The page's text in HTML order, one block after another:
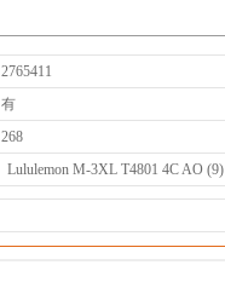
2765411
有
268
Lululemon M-3XL T4801 4C AO (9)